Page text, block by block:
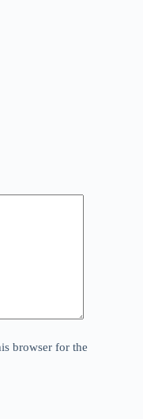
browser for the